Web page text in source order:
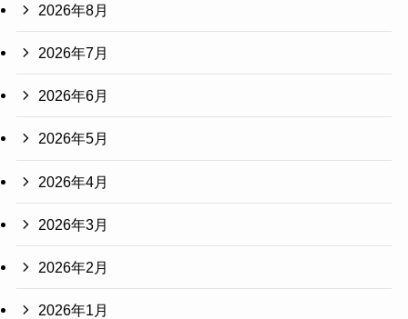
2026年8月
2026年7月
2026年6月
2026年5月
2026年4月
2026年3月
2026年2月
2026年1月